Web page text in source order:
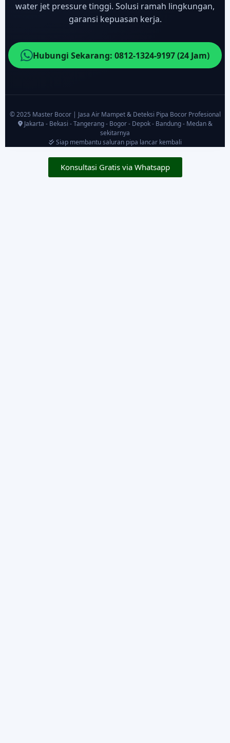
water jet pressure tinggi. Solusi ramah lingkungan,
garansi kepuasan kerja.
Hubungi Sekarang: 0812-1324-9197 (24 Jam)
© 2025 Master Bocor | Jasa Air Mampet & Deteksi Pipa Bocor Profesional
Jakarta - Bekasi - Tangerang - Bogor - Depok - Bandung - Medan &
sekitarnya
Siap membantu saluran pipa lancar kembali
Konsultasi Gratis via Whatsapp